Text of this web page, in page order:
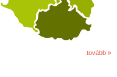
tovább »